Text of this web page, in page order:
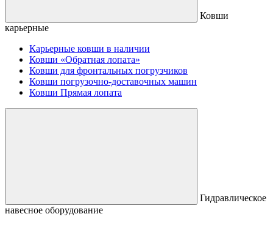
Ковши
карьерные
Карьерные ковши в наличии
Ковши «Обратная лопата»
Ковши для фронтальных погрузчиков
Ковши погрузочно-доставочных машин
Ковши Прямая лопата
Гидравлическое
навесное оборудование